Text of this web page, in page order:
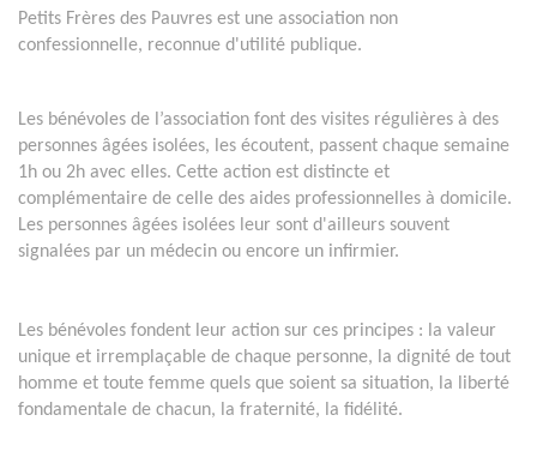
Petits Frères des Pauvres est une association non
confessionnelle, reconnue d'utilité publique.
Les bénévoles de l’association font des visites régulières à des
personnes âgées isolées, les écoutent, passent chaque semaine
1h ou 2h avec elles. Cette action est distincte et
complémentaire de celle des aides professionnelles à domicile.
Les personnes âgées isolées leur sont d'ailleurs souvent
signalées par un médecin ou encore un infirmier.
Les bénévoles fondent leur action sur ces principes : la valeur
unique et irremplaçable de chaque personne, la dignité de tout
homme et toute femme quels que soient sa situation, la liberté
fondamentale de chacun, la fraternité, la fidélité.